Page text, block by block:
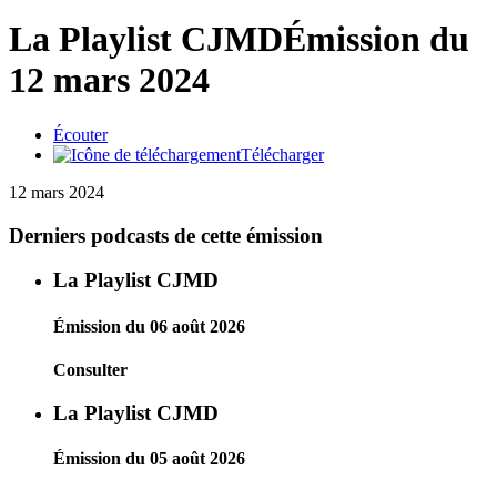
La Playlist CJMDÉmission du
12 mars 2024
Écouter
Télécharger
12 mars 2024
Derniers podcasts de cette émission
La Playlist CJMD
Émission du 06 août 2026
Consulter
La Playlist CJMD
Émission du 05 août 2026